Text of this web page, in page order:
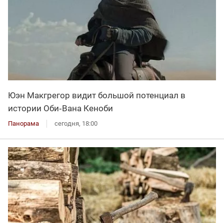
Юэн Макгрегор видит большой потенциал в
истории Оби‑Вана Кеноби
Панорама сегодня, 18:00